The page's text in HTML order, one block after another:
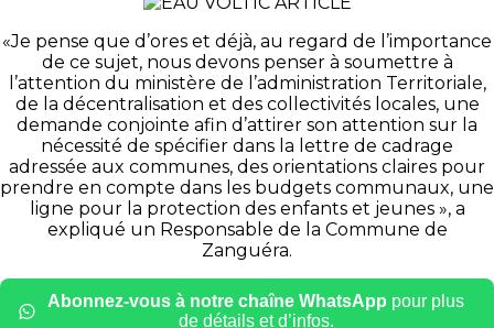
«Je pense que d’ores et déjà, au regard de l’importance
de ce sujet, nous devons penser à soumettre à
l’attention du ministère de l’administration Territoriale,
de la décentralisation et des collectivités locales, une
demande conjointe afin d’attirer son attention sur la
nécessité de spécifier dans la lettre de cadrage
adressée aux communes, des orientations claires pour
prendre en compte dans les budgets communaux, une
ligne pour la protection des enfants et jeunes », a
expliqué un Responsable de la Commune de
Zanguéra.
Abonnez-vous à notre chaîne WhatsApp pour plus
de détails et d’infos.